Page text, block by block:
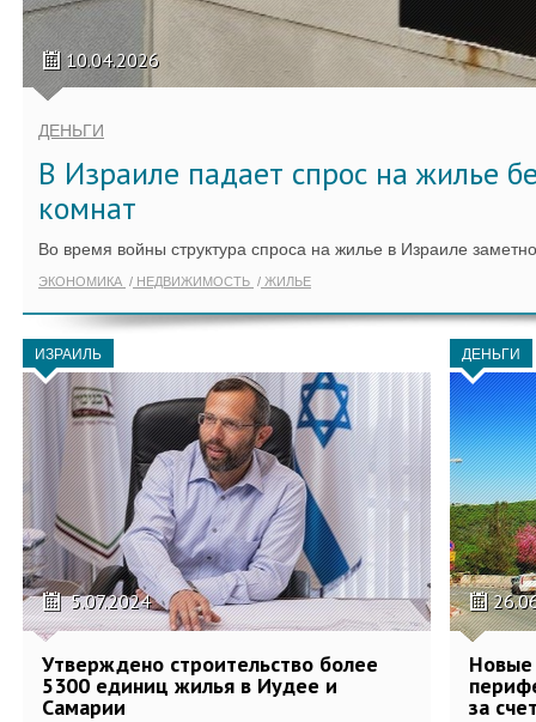
10.04.2026
ДЕНЬГИ
В Израиле падает спрос на жилье
комнат
Во время войны структура спроса на жилье в Израиле
ЭКОНОМИКА НЕДВИЖИМОСТЬ ЖИЛЬЕ
ИЗРАИЛЬ
5.07.2024
Утверждено строительство более
5300 единиц жилья в Иудее и
Самарии
ДЕНЬГИ
Новые
за